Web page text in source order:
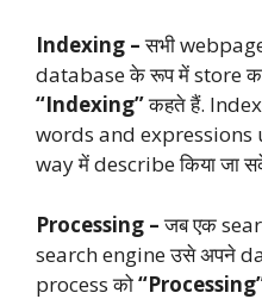
Indexing –सभी
database के रूप में store
“Indexing”कहते हैं.
words and expressions
way में describe किया जा
Processing –जब एक
search engine उसे अपने
process को